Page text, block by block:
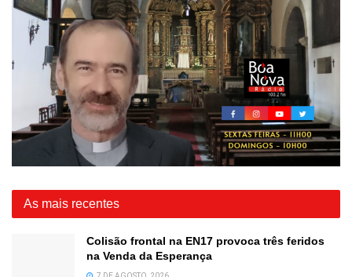
As mais recentes
Colisão frontal na EN17 provoca três feridos
na Venda da Esperança